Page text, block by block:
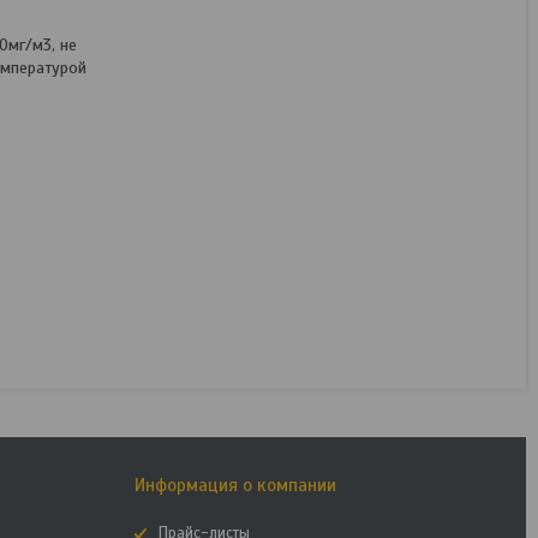
м3, не
Информация о компании
Прайс-листы